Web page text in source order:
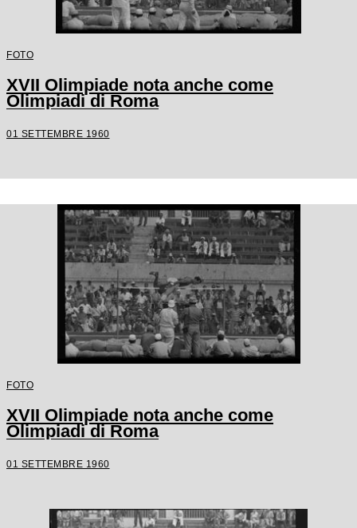
FOTO
XVII Olimpiade nota anche come
Olimpiadi di Roma
01 SETTEMBRE 1960
FOTO
XVII Olimpiade nota anche come
Olimpiadi di Roma
01 SETTEMBRE 1960